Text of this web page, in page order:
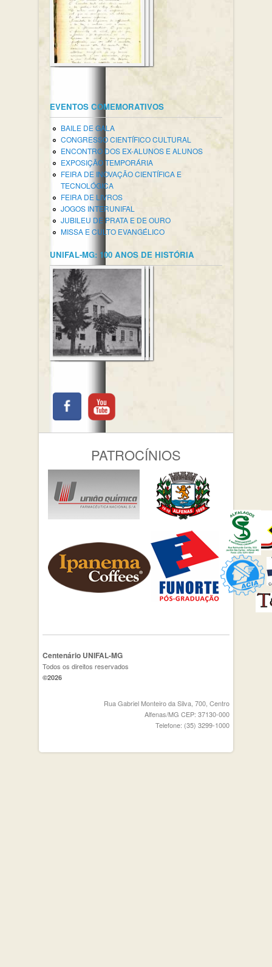
EVENTOS COMEMORATIVOS
BAILE DE GALA
CONGRESSO CIENTÍFICO CULTURAL
ENCONTRO DOS EX-ALUNOS E ALUNOS
EXPOSIÇÃO TEMPORÁRIA
FEIRA DE INOVAÇÃO CIENTÍFICA E
TECNOLÓGICA
FEIRA DE LIVROS
JOGOS INTERUNIFAL
JUBILEU DE PRATA E DE OURO
MISSA E CULTO EVANGÉLICO
UNIFAL-MG: 100 ANOS DE HISTÓRIA
PATROCÍNIOS
Centenário UNIFAL-MG
Todos os direitos reservados
©2026
Rua Gabriel Monteiro da Silva, 700, Centro
Alfenas/MG CEP: 37130-000
Telefone: (35) 3299-1000